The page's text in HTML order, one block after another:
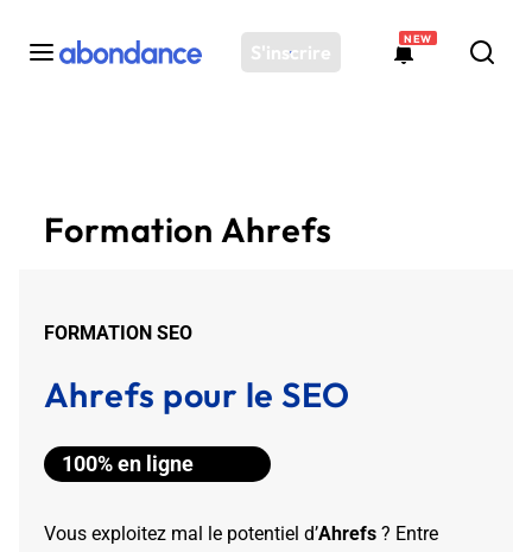
S'inscrire
NEW
Plateforme
Ressources
Formation Ahrefs
FORMATION SEO
Ahrefs pour le SEO
100% en ligne
Vous exploitez mal le potentiel d’Ahrefs? Entre